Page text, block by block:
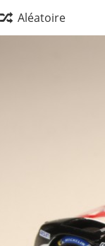
Aléatoire